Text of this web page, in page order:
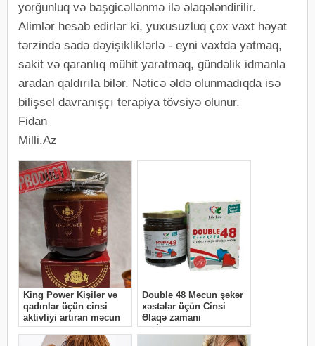
yorğunluq və başgicəllənmə ilə əlaqələndirilir.
Alimlər hesab edirlər ki, yuxusuzluq çox vaxt həyat
tərzində sadə dəyişikliklərlə - eyni vaxtda yatmaq,
sakit və qaranlıq mühit yaratmaq, gündəlik idmanla
aradan qaldırıla bilər. Nəticə əldə olunmadıqda isə
bilişsel davranışçı terapiya tövsiyə olunur.
Fidan
Milli.Az